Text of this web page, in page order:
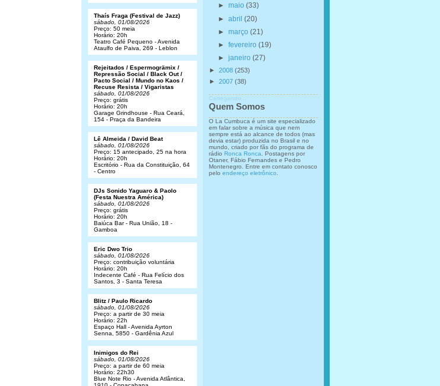
► maio (33)
► abril (20)
► março (21)
► fevereiro (19)
► janeiro (27)
► 2008 (253)
► 2007 (38)
Carregando...
Quem Somos
O La Cumbuca é um site especializado
em falar sobre a música que nem
sempre está ao alcance de todos (mas
devia estar) produzida no Brasil e no
mundo, criado por fãs do programa de
rádio Ronca Ronca . Postagens por
Otaner, Fábio Fernandes e Pedro
Montenegro. Entre em contato conosco
pelo endereço eletrônico
Thaís Fraga (Festival de Jazz)
sábado, 01/08/2026
Preço: 50 meia
Horário: 20h
Teatro Café Pequeno - Avenida
Ataulfo de Paiva, 269 - Leblon
Rejeitados / Espermogrämix /
Repressão Social / Black Out /
Pacto Social / Mundo no Kaos /
Recuse Resista / Vigaristas
sábado, 01/08/2026
Preço: grátis
Horário: 20h
Garage Grindhouse - Rua Ceará,
154 - Praça da Bandeira
Lê Almeida / David Beat
sábado, 01/08/2026
Preço: 15 antecipado, 25 na hora
Horário: 20h
Escritório - Rua da Constituição, 64
- Centro
DJs Sonido Yaguaro & Paolo
(Festa Nuestra América)
sábado, 01/08/2026
Preço: grátis
Horário: 20h
Baiúca Bar - Rua União, 18 -
Gamboa
Eric Dwo Trio
sábado, 01/08/2026
Preço: contribuição voluntária
Horário: 20h
Indecente Café - Rua Felício dos
Santos, 3 - Santa Teresa
Blitz / Paulo Ricardo
sábado, 01/08/2026
Preço: a partir de 30 meia
Horário: 22h
Espaço Hall - Avenida Ayrton
Senna, 5850 - Gardênia Azul
Inimigos do Rei
sábado, 01/08/2026
Preço: a partir de 60 meia
Horário: 22h30
Blue Note Rio - Avenida Atlântica,